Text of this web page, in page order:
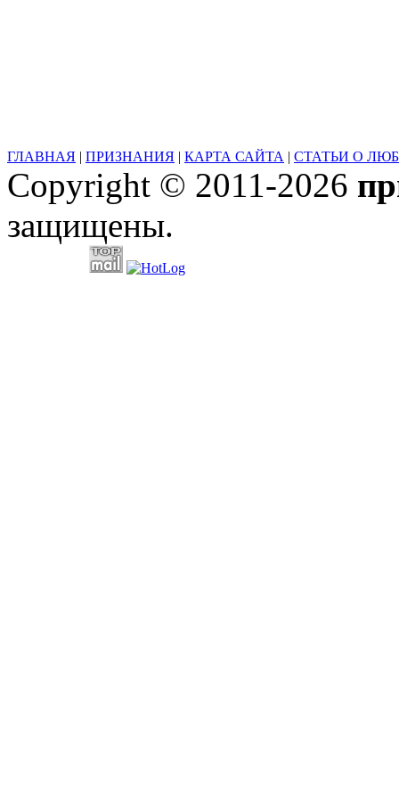
ГЛАВНАЯ | ПРИЗНАНИЯ | КАРТА САЙТА | СТАТЬИ О
Copyright © 2011-2026
защищены.